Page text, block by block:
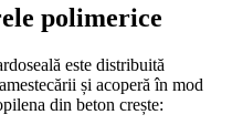
polimerice
este distribuită
și acoperă în mod
din beton crește: